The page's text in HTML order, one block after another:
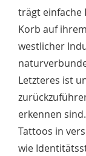
trägt einfache
Korb auf
westlicher
Letzteres ist
erkennen
Tattoos in
wie